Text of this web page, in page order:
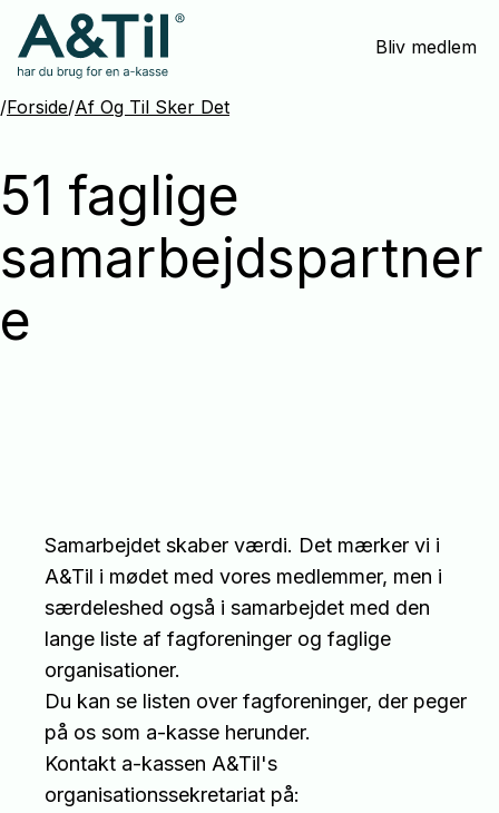
Spring
menu
over
og
indhold
Bliv medlem
/Forside/Af Og Til Sker Det
51 faglige
samarbejdspartner
e
Samarbejdet skaber værdi. Det mærker vi i
A&Til i mødet med vores medlemmer, men i
særdeleshed også i samarbejdet med den
lange liste af fagforeninger og faglige
organisationer.
Du kan se listen over fagforeninger, der peger
på os som a-kasse herunder.
Kontakt a-kassen A&Til's
organisationssekretariat på: